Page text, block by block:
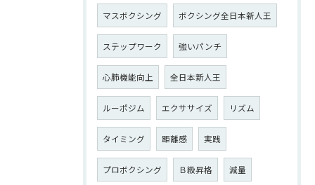
マスボクシング ボクシング全日本新人王
ステップワーク 強いパンチ
心肺機能向上 全日本新人王
ルーポジム エクササイズ リズム
タイミング 距離感 実践
プロボクシング Ｂ級昇格 減量